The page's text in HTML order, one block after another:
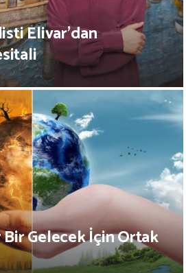
Elivar’dan
Gelecek İçin Ortak